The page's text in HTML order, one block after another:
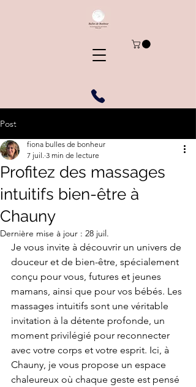
Post
Profitez des massages
intuitifs bien-être à
Chauny
fiona bulles de bonheur
7 juil. 3 min de lecture
Dernière mise à jour : 28 juil.
Je vous invite à découvrir un univers de
douceur et de bien-être, spécialement
conçu pour vous, futures et jeunes
mamans, ainsi que pour vos bébés. Les
massages intuitifs sont une véritable
invitation à la détente profonde, un
moment privilégié pour reconnecter
avec votre corps et votre esprit. Ici, à
Chauny, je vous propose un espace
chaleureux où chaque geste est pensé